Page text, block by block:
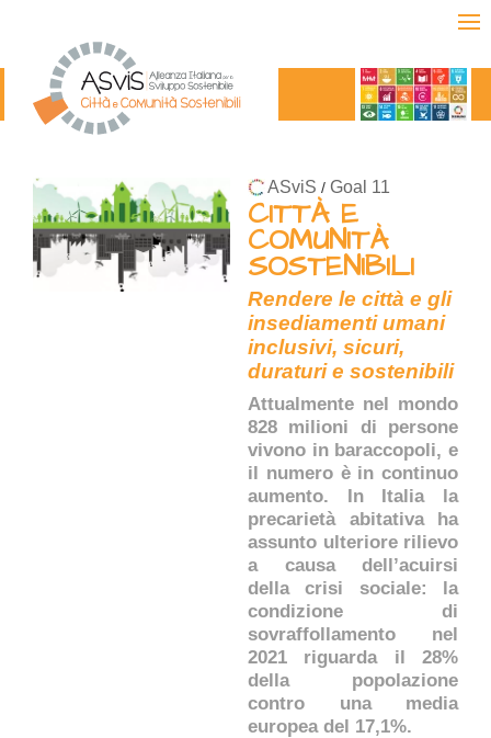
ASviS / Goal 11
CITTÀ E
COMUNITÀ
SOSTENIBILI
Rendere le città e gli
insediamenti umani
inclusivi, sicuri,
duraturi e sostenibili
Attualmente nel mondo
828 milioni di persone
vivono in baraccopoli, e
il numero è in continuo
aumento. In Italia la
precarietà abitativa ha
assunto ulteriore rilievo
a causa dell’acuirsi
della crisi sociale: la
condizione di
sovraffollamento nel
2021 riguarda il 28%
della popolazione
contro una media
europea del 17,1%.